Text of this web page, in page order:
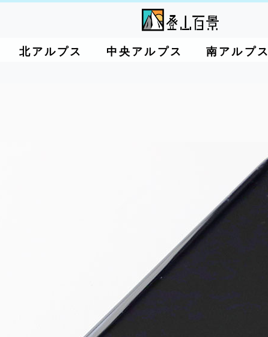
北アルプス 中央アルプス 南アルプス